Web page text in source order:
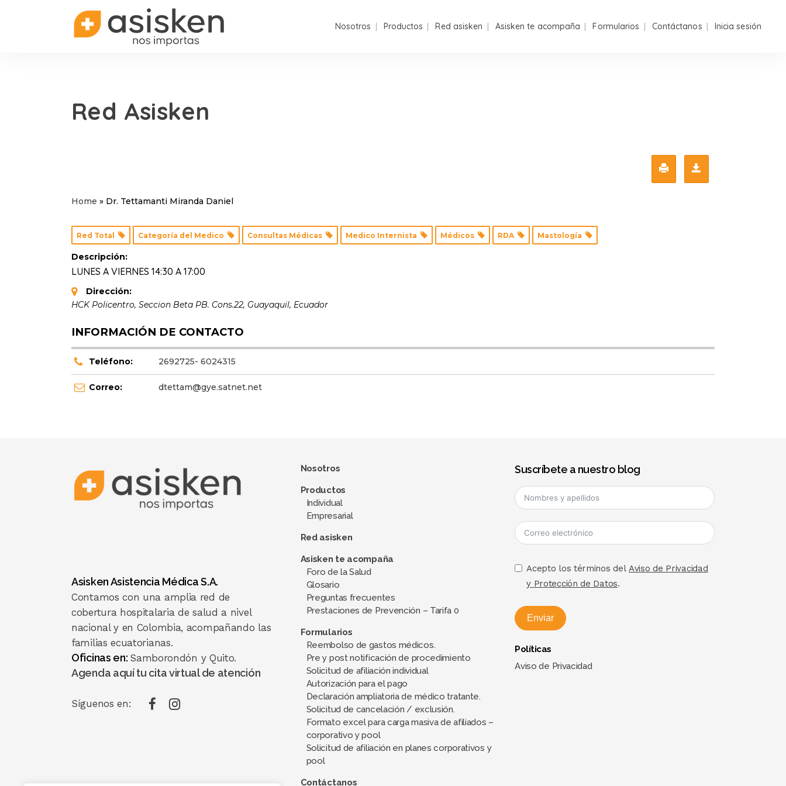
Nosotros Productos Red asisken Asisken te acompaña Formularios Contáctanos Inicia sesión
Red Asisken
Home » Dr. Tettamanti Miranda Daniel
Red Total Categoría del Medico Consultas Médicas Medico Internista Médicos RDA Mastología
Descripción:
LUNES A VIERNES 14:30 A 17:00
Dirección:
HCK Policentro, Seccion Beta PB. Cons.22, Guayaquil, Ecuador
INFORMACIÓN DE CONTACTO
Teléfono: 2692725- 6024315
Correo: dtettam@gye.satnet.net
Asisken Asistencia Médica S.A.
Contamos con una amplia red de
cobertura hospitalaria de salud a nivel
nacional y en Colombia, acompañando las
familias ecuatorianas.
Oficinas en: Samborondón y Quito.
Agenda aquí tu cita virtual de atención
Síguenos en:
Nosotros
Productos
Individual
Empresarial
Red asisken
Asisken te acompaña
Foro de la Salud
Glosario
Preguntas frecuentes
Prestaciones de Prevención – Tarifa 0
Formularios
Reembolso de gastos médicos.
Pre y post notificación de procedimiento
Solicitud de afiliación individual
Autorización para el pago
Declaración ampliatoria de médico tratante.
Solicitud de cancelación / exclusión.
Formato excel para carga masiva de afiliados –
corporativo y pool
Solicitud de afiliación en planes corporativos y
pool
Contáctanos
Suscríbete a nuestro blog
Acepto los términos delAviso de Privacidad
y Protección de Datos.
Enviar
A
l
Políticas
Aviso de Privacidad